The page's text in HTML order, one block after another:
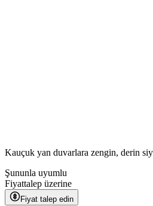
Kauçuk yan duvarlara zengin, derin
Şununla uyumlu
Fiyattalep üzerine
Fiyat talep edin